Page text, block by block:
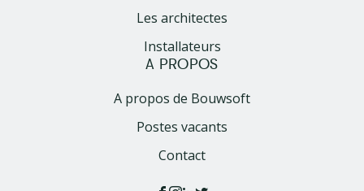
Les architectes
Installateurs
A PROPOS
A propos de Bouwsoft
Postes vacants
Contact